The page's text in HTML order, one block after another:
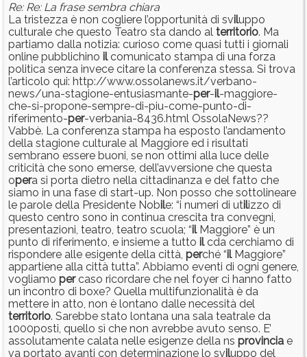
Re: Re: La frase sembra chiara
La tristezza è non cogliere l’opportunità di sviluppo
culturale che questo Teatro sta dando al territorio. Ma
partiamo dalla notizia: curioso come quasi tutti i giornali
online pubblichino ilcomunicato stampa di una forza
politica senza invece citare la conferenza stessa. Si trova
l’articolo qui: http://www.ossolanews.it/verbano-
news/una-stagione-entusiasmante-per-il-maggiore-
che-si-propone-sempre-di-piu-come-punto-di-
riferimento-per-verbania-8436.html OssolaNews??
Vabbè. La conferenza stampa ha esposto l’andamento
della stagione culturale al Maggiore ed i risultati
sembrano essere buoni, se non ottimi alla luce delle
criticità che sono emerse, dell’avversione che questa
opera si porta dietro nella cittadinanza e del fatto che
siamo in una fase di start-up. Non posso che sottolineare
le parole della Presidente Nobile: “i numeri di utilizzo di
questo centro sono in continua crescita tra convegni,
presentazioni, teatro, teatro scuola; “ilMaggiore” è un
punto di riferimento, e insieme a tutto ilcda cerchiamo di
rispondere alle esigente della città, perché “ilMaggiore”
appartiene alla città tutta”. Abbiamo eventi di ogni genere,
vogliamo percaso ricordare che nel foyer ci hanno fatto
un incontro di boxe? Quella multifunzionalità è da
mettere in atto, non è lontano dalle necessità del
territorio. Sarebbe stato lontana una sala teatrale da
1000posti, quello sì che non avrebbe avuto senso. E’
assolutamente calata nelle esigenze della ns provincia e
va portato avanti con determinazione lo sviluppo del